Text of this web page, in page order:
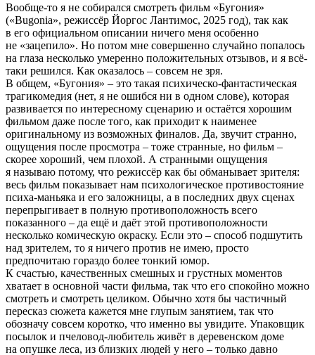
Вообще-то я не собирался смотреть фильм «Бугония»
(«Bugonia», режиссёр Йоргос Лантимос, 2025 год), так как
в его официальном описании ничего меня особенно
не «зацепило». Но потом мне совершенно случайно попалось
на глаза несколько умеренно положительных отзывов, и я всё-
таки решился. Как оказалось – совсем не зря.
В общем, «Бугония» – это такая психическо-фантастическая
трагикомедия (нет, я не ошибся ни в одном слове), которая
развивается по интересному сценарию и остаётся хорошим
фильмом даже после того, как приходит к наименее
оригинальному из возможных финалов. Да, звучит странно,
ощущения после просмотра – тоже странные, но фильм –
скорее хороший, чем плохой. А странными ощущения
я называю потому, что режиссёр как бы обманывает зрителя:
весь фильм показывает нам психологическое противостояние
психа-маньяка и его заложницы, а в последних двух сценах
перепрыгивает в полную противоположность всего
показанного – да ещё и даёт этой противоположности
несколько комическую окраску. Если это – способ подшутить
над зрителем, то я ничего против не имею, просто
предпочитаю гораздо более тонкий юмор.
К счастью, качественных смешных и грустных моментов
хватает в основной части фильма, так что его спокойно можно
смотреть и смотреть целиком. Обычно хотя бы частичный
пересказ сюжета кажется мне глупым занятием, так что
обозначу совсем коротко, что именно вы увидите. Упаковщик
посылок и пчеловод-любитель живёт в деревенском доме
на опушке леса, из близких людей у него – только давно